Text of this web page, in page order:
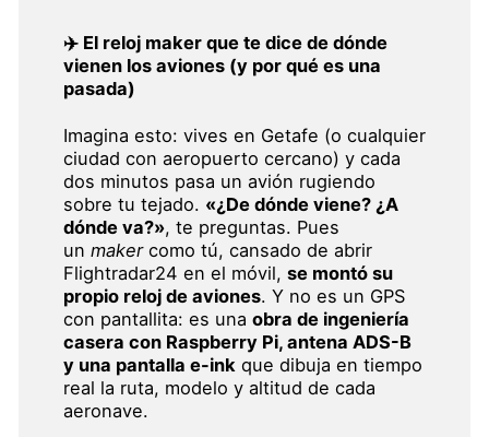
✈️ El reloj maker que te dice de dónde
vienen los aviones (y por qué es una
pasada)
Imagina esto: vives en Getafe (o cualquier
ciudad con aeropuerto cercano) y cada
dos minutos pasa un avión rugiendo
sobre tu tejado. «¿De dónde viene? ¿A
dónde va?», te preguntas. Pues
un makercomo tú, cansado de abrir
Flightradar24 en el móvil, se montó su
propio reloj de aviones. Y no es un GPS
con pantallita: es una obra de ingeniería
casera con Raspberry Pi, antena ADS-B
y una pantalla e-ink que dibuja en tiempo
real la ruta, modelo y altitud de cada
aeronave.